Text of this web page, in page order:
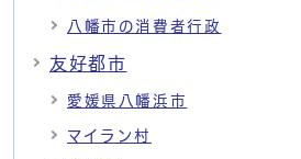
八幡市の消費者行政
友好都市
愛媛県八幡浜市
マイラン村